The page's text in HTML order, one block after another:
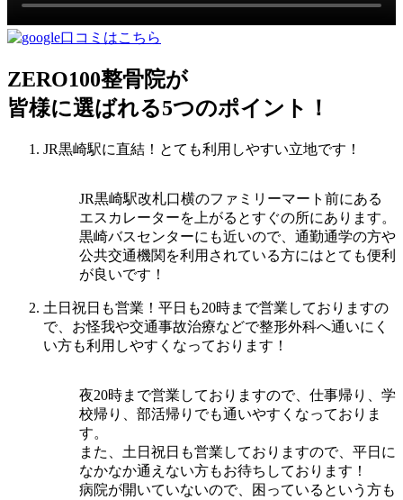
ZERO100整骨院が
皆様に選ばれる5つのポイント！
JR黒崎駅に直結！とても利用しやすい立地です！
JR黒崎駅改札口横のファミリーマート前にある
エスカレーターを上がるとすぐの所にあります。
黒崎バスセンターにも近いので、通勤通学の方や
公共交通機関を利用されている方にはとても便利
が良いです！
土日祝日も営業！平日も20時まで営業しておりますの
で、お怪我や交通事故治療などで整形外科へ通いにく
い方も利用しやすくなっております！
夜20時まで営業しておりますので、仕事帰り、学
校帰り、部活帰りでも通いやすくなっておりま
す。
また、土日祝日も営業しておりますので、平日に
なかなか通えない方もお待ちしております！
病院が開いていないので、困っているという方も